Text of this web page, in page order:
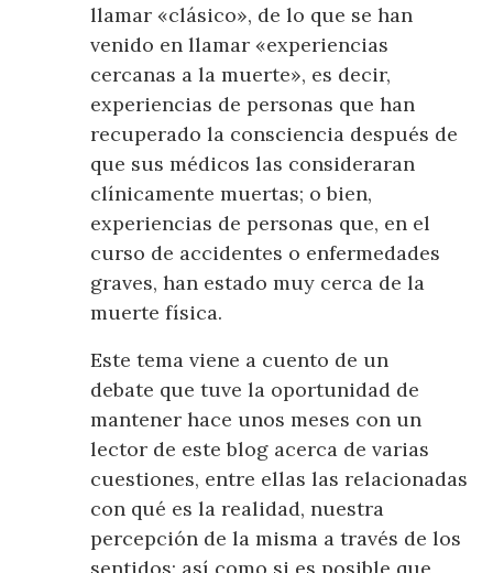
llamar «clásico», de lo que se han
venido en llamar «experiencias
cercanas a la muerte», es decir,
experiencias de personas que han
recuperado la consciencia después de
que sus médicos las consideraran
clínicamente muertas; o bien,
experiencias de personas que, en el
curso de accidentes o enfermedades
graves, han estado muy cerca de la
muerte física.
Este tema viene a cuento de un
debate que tuve la oportunidad de
mantener hace unos meses con un
lector de este blog acerca de varias
cuestiones, entre ellas las relacionadas
con qué es la realidad, nuestra
percepción de la misma a través de los